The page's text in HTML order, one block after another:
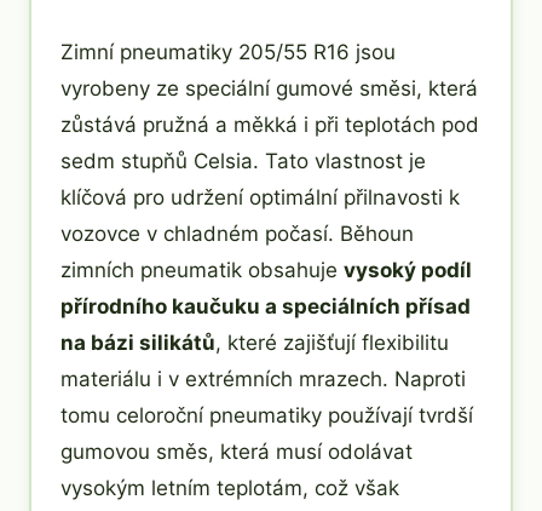
Zimní pneumatiky 205/55 R16 jsou
vyrobeny ze speciální gumové směsi, která
zůstává pružná a měkká i při teplotách pod
sedm stupňů Celsia. Tato vlastnost je
klíčová pro udržení optimální přilnavosti k
vozovce v chladném počasí. Běhoun
zimních pneumatik obsahuje vysoký podíl
přírodního kaučuku a speciálních přísad
na bázi silikátů, které zajišťují flexibilitu
materiálu i v extrémních mrazech. Naproti
tomu celoroční pneumatiky používají tvrdší
gumovou směs, která musí odolávat
vysokým letním teplotám, což však